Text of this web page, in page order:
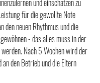
und einschätzen zu
für die gewollte Note
den neuen Rhythmus und die
- das alles muss in der
Nach 5 Wochen wird der
den Betrieb und die Eltern